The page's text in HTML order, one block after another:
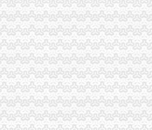
层车位60号停车用房和渝
理工商注册登记_分公司_个体
网
计服务新闻-热门会计服
庆营业执照代办-重庆注册公司-
务楼拍卖公告-众拍网